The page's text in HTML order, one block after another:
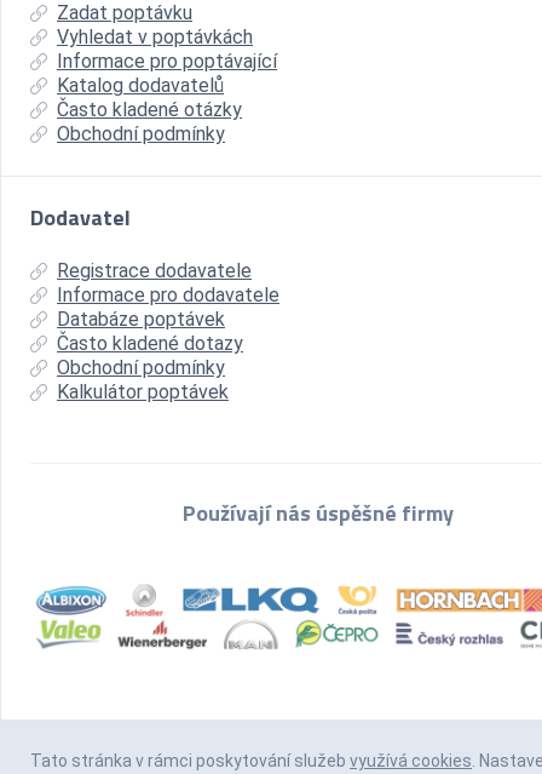
Zadat poptávku
Vyhledat v poptávkách
Informace pro poptávající
Katalog dodavatelů
Často kladené otázky
Obchodní podmínky
Dodavatel
Registrace dodavatele
Informace pro dodavatele
Databáze poptávek
Často kladené dotazy
Obchodní podmínky
Kalkulátor poptávek
Používají nás úspěšné firmy
Tato stránka v rámci poskytování služeb využívá cookies.